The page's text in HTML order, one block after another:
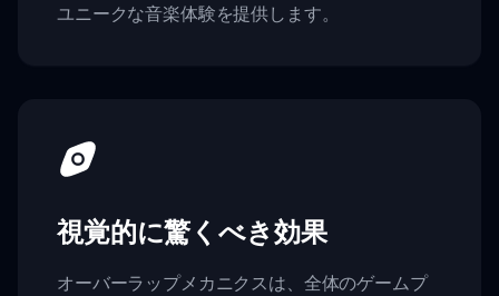
ユニークな音楽体験を提供します。
視覚的に驚くべき効果
オーバーラップメカニクスは、全体のゲームプ